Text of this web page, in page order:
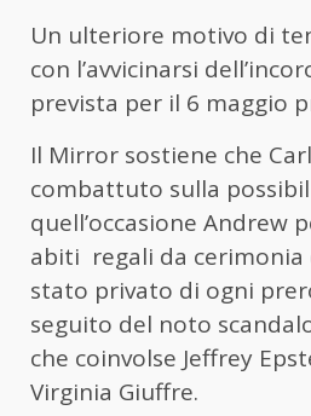
Un ulteriore motivo di
con l’avvicinarsi
prevista per il 6 maggio
Il Mirror sostiene che
combattuto sulla
quell’occasione Andrew
abiti regali da cerimonia
stato privato di ogni
seguito del noto
che coinvolse Jeffrey
Virginia Giuffre.